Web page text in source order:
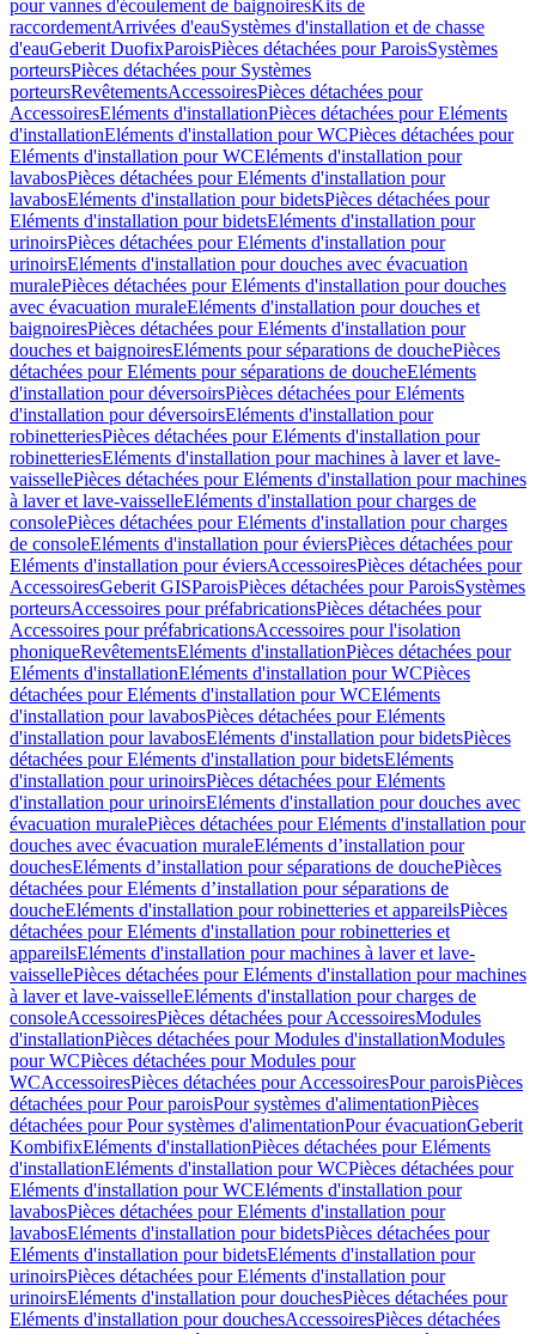
pour vannes d'écoulement de baignoiresKits de
raccordementArrivées d'eauSystèmes d'installation et de chasse
d'eauGeberit DuofixParoisPièces détachées pour ParoisSystèmes
porteursPièces détachées pour Systèmes
porteursRevêtementsAccessoiresPièces détachées pour
AccessoiresEléments d'installationPièces détachées pour Eléments
d'installationEléments d'installation pour WCPièces détachées pour
Eléments d'installation pour WCEléments d'installation pour
lavabosPièces détachées pour Eléments d'installation pour
lavabosEléments d'installation pour bidetsPièces détachées pour
Eléments d'installation pour bidetsEléments d'installation pour
urinoirsPièces détachées pour Eléments d'installation pour
urinoirsEléments d'installation pour douches avec évacuation
muralePièces détachées pour Eléments d'installation pour douches
avec évacuation muraleEléments d'installation pour douches et
baignoiresPièces détachées pour Eléments d'installation pour
douches et baignoiresEléments pour séparations de douchePièces
détachées pour Eléments pour séparations de doucheEléments
d'installation pour déversoirsPièces détachées pour Eléments
d'installation pour déversoirsEléments d'installation pour
robinetteriesPièces détachées pour Eléments d'installation pour
robinetteriesEléments d'installation pour machines à laver et lave-
vaissellePièces détachées pour Eléments d'installation pour machines
à laver et lave-vaisselleEléments d'installation pour charges de
consolePièces détachées pour Eléments d'installation pour charges
de consoleEléments d'installation pour éviersPièces détachées pour
Eléments d'installation pour éviersAccessoiresPièces détachées pour
AccessoiresGeberit GISParoisPièces détachées pour ParoisSystèmes
porteursAccessoires pour préfabricationsPièces détachées pour
Accessoires pour préfabricationsAccessoires pour l'isolation
phoniqueRevêtementsEléments d'installationPièces détachées pour
Eléments d'installationEléments d'installation pour WCPièces
détachées pour Eléments d'installation pour WCEléments
d'installation pour lavabosPièces détachées pour Eléments
d'installation pour lavabosEléments d'installation pour bidetsPièces
détachées pour Eléments d'installation pour bidetsEléments
d'installation pour urinoirsPièces détachées pour Eléments
d'installation pour urinoirsEléments d'installation pour douches avec
évacuation muralePièces détachées pour Eléments d'installation pour
douches avec évacuation muraleEléments d’installation pour
douchesEléments d’installation pour séparations de douchePièces
détachées pour Eléments d’installation pour séparations de
doucheEléments d'installation pour robinetteries et appareilsPièces
détachées pour Eléments d'installation pour robinetteries et
appareilsEléments d'installation pour machines à laver et lave-
vaissellePièces détachées pour Eléments d'installation pour machines
à laver et lave-vaisselleEléments d'installation pour charges de
consoleAccessoiresPièces détachées pour AccessoiresModules
d'installationPièces détachées pour Modules d'installationModules
pour WCPièces détachées pour Modules pour
WCAccessoiresPièces détachées pour AccessoiresPour paroisPièces
détachées pour Pour paroisPour systèmes d'alimentationPièces
détachées pour Pour systèmes d'alimentationPour évacuationGeberit
KombifixEléments d'installationPièces détachées pour Eléments
d'installationEléments d'installation pour WCPièces détachées pour
Eléments d'installation pour WCEléments d'installation pour
lavabosPièces détachées pour Eléments d'installation pour
lavabosEléments d'installation pour bidetsPièces détachées pour
Eléments d'installation pour bidetsEléments d'installation pour
urinoirsPièces détachées pour Eléments d'installation pour
urinoirsEléments d'installation pour douchesPièces détachées pour
Eléments d'installation pour douchesAccessoiresPièces détachées